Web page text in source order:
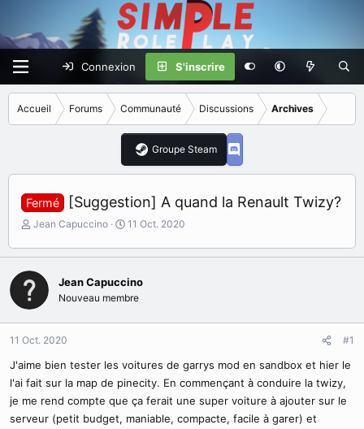
Connexion S'inscrire
Accueil Forums Communauté Discussions Archives
Groupe Steam
Fermé [Suggestion] A quand la Renault Twizy?
I
i
i
t
e
u
d
e
l
a
Jean Capuccino
D
t
d
e
é
t
11 Oct. 2020
Jean Capuccino
Nouveau membre
11 Oct. 2020 #1
J'aime bien tester les voitures de garrys mod en sandbox et hier le
l'ai fait sur la map de pinecity. En commençant à conduire la twizy,
je me rend compte que ça ferait une super voiture à ajouter sur le
serveur (petit budget, maniable, compacte, facile à garer) et